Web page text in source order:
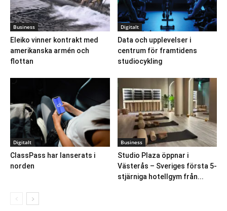
Business
Eleiko vinner kontrakt med
amerikanska armén och
flottan
Digitalt
Data och upplevelser i
centrum för framtidens
studiocykling
Digitalt
ClassPass har lanserats i
norden
Business
Studio Plaza öppnar i
Västerås – Sveriges första 5-
stjärniga hotellgym från...